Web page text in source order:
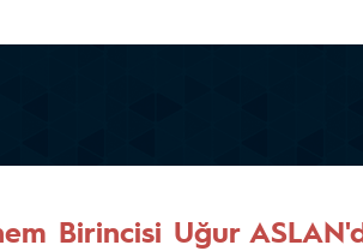
Birincisi Uğur